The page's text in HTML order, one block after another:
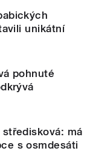
unikátní
pohnuté
má
s osmdesáti